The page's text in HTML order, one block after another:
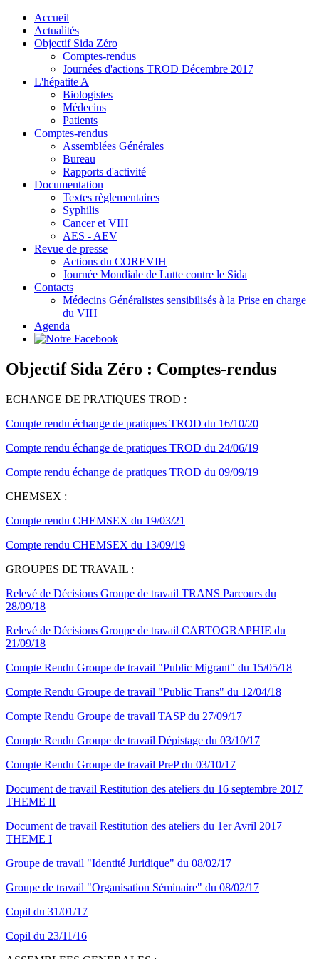
Accueil
Actualités
Objectif Sida Zéro
Comptes-rendus
Journées d'actions TROD Décembre 2017
L'hépatite A
Biologistes
Médecins
Patients
Comptes-rendus
Assemblées Générales
Bureau
Rapports d'activité
Documentation
Textes règlementaires
Syphilis
Cancer et VIH
AES - AEV
Revue de presse
Actions du COREVIH
Journée Mondiale de Lutte contre le Sida
Contacts
Médecins Généralistes sensibilisés à la Prise en charge
du VIH
Agenda
Objectif Sida Zéro : Comptes-rendus
ECHANGE DE PRATIQUES TROD :
Compte rendu échange de pratiques TROD du 16/10/20
Compte rendu échange de pratiques TROD du 24/06/19
Compte rendu échange de pratiques TROD du 09/09/19
CHEMSEX :
Compte rendu CHEMSEX du 19/03/21
Compte rendu CHEMSEX du 13/09/19
GROUPES DE TRAVAIL :
Relevé de Décisions Groupe de travail TRANS Parcours du
28/09/18
Relevé de Décisions Groupe de travail CARTOGRAPHIE du
21/09/18
Compte Rendu Groupe de travail "Public Migrant" du 15/05/18
Compte Rendu Groupe de travail "Public Trans" du 12/04/18
Compte Rendu Groupe de travail TASP du 27/09/17
Compte Rendu Groupe de travail Dépistage du 03/10/17
Compte Rendu Groupe de travail PreP du 03/10/17
Document de travail Restitution des ateliers du 16 septembre 2017
THEME II
Document de travail Restitution des ateliers du 1er Avril 2017
THEME I
Groupe de travail "Identité Juridique" du 08/02/17
Groupe de travail "Organisation Séminaire" du 08/02/17
Copil du 31/01/17
Copil du 23/11/16
précédente
précédent
suivante
suivant